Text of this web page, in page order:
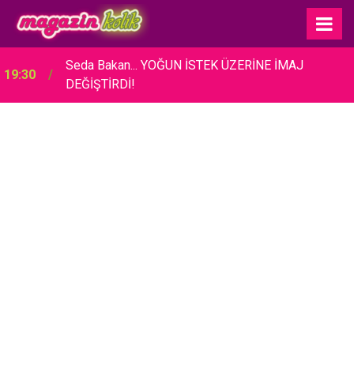
19:30
Seda Bakan... YOĞUN İSTEK ÜZERİNE İMAJ
DEĞİŞTİRDİ!